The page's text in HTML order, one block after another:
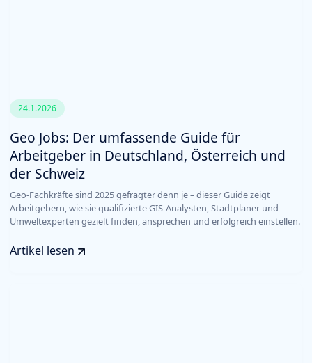
24.1.2026
Geo Jobs: Der umfassende Guide für
Arbeitgeber in Deutschland, Österreich und
der Schweiz
Geo-Fachkräfte sind 2025 gefragter denn je – dieser Guide zeigt
Arbeitgebern, wie sie qualifizierte GIS-Analysten, Stadtplaner und
Umweltexperten gezielt finden, ansprechen und erfolgreich einstellen.
Artikel lesen